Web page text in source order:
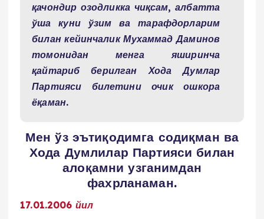
қачондир озодликка чиқсам, албатта
ўша куни ўзим ва тарафдорларим
билан кейинчалик Мухаммад Даминов
томонидан менга яширинча
қайтариб берилган Хода Думлар
Партияси билетини очик ошкора
ёқаман.
Мен ўз эътиқодимга содиқман ва
Хода Думлилар Партияси билан
алоқамни узганимдан
фахрланаман.
17.01.2006 йил